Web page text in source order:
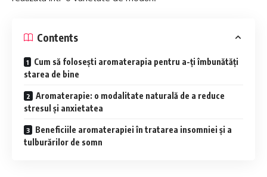
Contents
Cum să folosești aromaterapia pentru a-ți îmbunătăți
starea de bine
Aromaterapie: o modalitate naturală de a reduce
stresul și anxietatea
Beneficiile aromaterapiei în tratarea insomniei și a
tulburărilor de somn